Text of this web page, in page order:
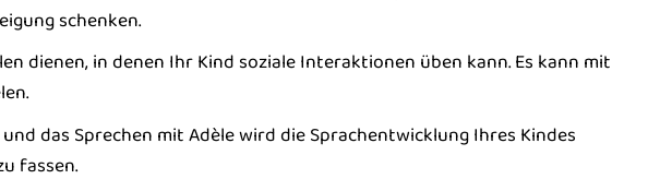
schenken.
dienen, in denen Ihr Kind soziale Interaktionen üben kann. Es kann mit
das Sprechen mit Adèle wird die Sprachentwicklung Ihres Kindes
fassen.